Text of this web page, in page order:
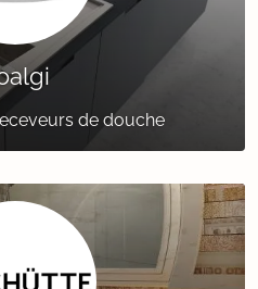
de douche